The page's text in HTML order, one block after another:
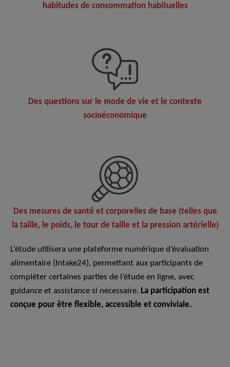
habitudes de consommation habituelles
Des questions sur le mode de vie et le contexte
socioéconomique
Des mesures de santé et corporelles de base (telles que
la taille, le poids, le tour de taille et la pression artérielle)
L’étude utilisera une plateforme numérique d’évaluation
alimentaire (Intake24), permettant aux participants de
compléter certaines parties de l’étude en ligne, avec
guidance et assistance si nécessaire. La participation est
conçue pour être flexible, accessible et conviviale.